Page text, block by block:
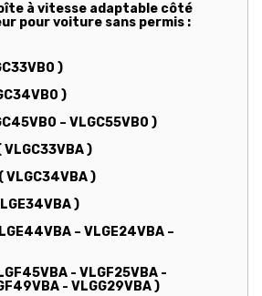
à vitesse adaptable côté
pour voiture sans permis :
)
)
– VLGC55VB0 )
)
VLGC34VBA )
)
– VLGE24VBA –
- VLGF25VBA -
- VLGG29VBA )